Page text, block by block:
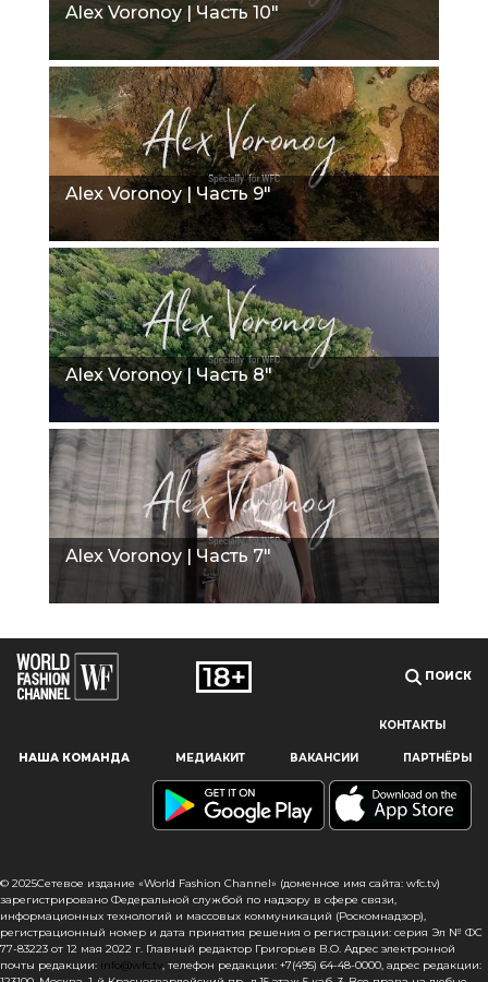
Наш сайт использует файлы cookie и похожие технологии,
пользователям, предоставляя персонализированную
информацию, запоминая предпочтения в области
сайта, вы подтверждаете свое согласие на использование
файлов cookie в соответствии с настоящим уведомлением
в отношении данного типа файлов. Если вы не согласны
с тем, чтобы мы использовали данный тип файлов,
то вы должны соответствующим образом установить
Alex Voronoy | Часть 10"
Alex Voronoy | Часть 9"
Alex Voronoy | Часть 8"
Alex Voronoy | Часть 7"
ПОИСК
КОНТАКТЫ
НАША КОМАНДА МЕДИАКИТ ВАКАНСИИ ПАРТНЁРЫ
© 2025Сетевое издание «World Fashion Channel» (доменное имя сайта: wfc.tv)
зарегистрировано Федеральной службой по надзору в сфере связи,
информационных технологий и массовых коммуникаций (Роскомнадзор),
регистрационный номер и дата принятия решения о регистрации: серия Эл № ФС
77-83223 от 12 мая 2022 г. Главный редактор Григорьев В.О. Адрес электронной
почты редакции: info@wfc.tv, телефон редакции: +7(495) 64-48-0000, адрес редакции: